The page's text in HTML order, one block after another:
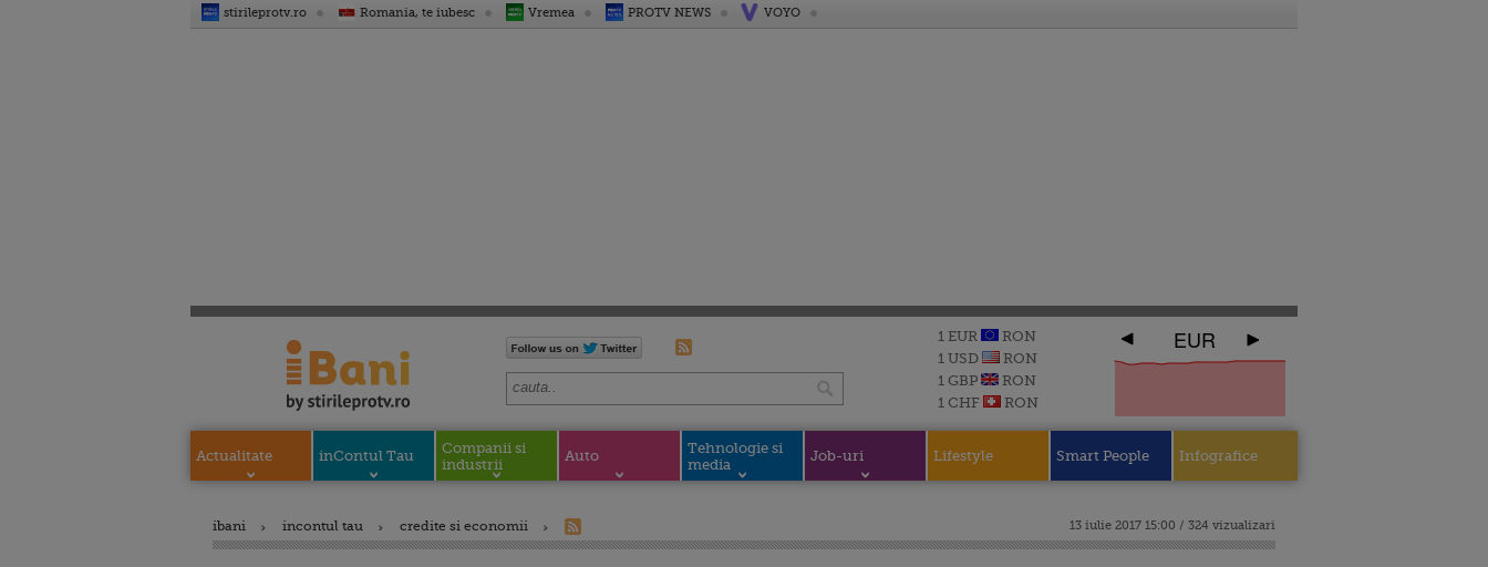
stirileprotv.ro Romania, te iubesc Vremea PROTV NEWS VOYO
1 EUR
RON
1 USD
RON
1 GBP
RON
1 CHF
RON
EUR
Actualitate inContul Tau
Companii si
industrii
Auto
Tehnologie si
media
Job-uri Lifestyle Smart People Infografice
ibani incontul tau credite si economii 13 iulie 2017 15:00 / 324 vizualizari